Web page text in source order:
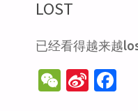
LOST
已经看得越来越
W
Si